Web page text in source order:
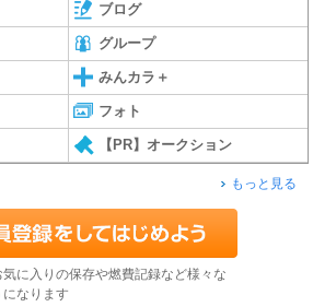
ブログ
グループ
みんカラ＋
フォト
【PR】オークション
もっと見る
に入りの保存や燃費記録など様々な
なります